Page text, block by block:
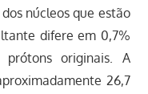
núcleos que estão
difere em 0,7%
originais. A
26,7